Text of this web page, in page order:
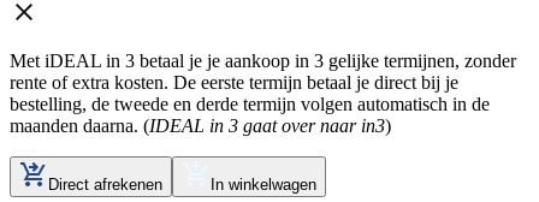
Met iDEAL in 3 betaal je je aankoop in 3 gelijke termijnen, zonder
rente of extra kosten. De eerste termijn betaal je direct bij je
bestelling, de tweede en derde termijn volgen automatisch in de
maanden daarna. (IDEAL in 3 gaat over naar in3)
Direct afrekenen In winkelwagen